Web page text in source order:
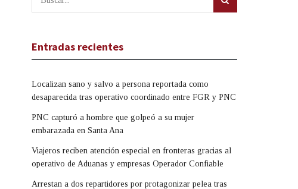
Entradas recientes
Localizan sano y salvo a persona reportada como
desaparecida tras operativo coordinado entre FGR y PNC
PNC capturó a hombre que golpeó a su mujer
embarazada en Santa Ana
Viajeros reciben atención especial en fronteras gracias al
operativo de Aduanas y empresas Operador Confiable
Arrestan a dos repartidores por protagonizar pelea tras